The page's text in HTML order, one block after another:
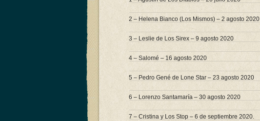
2 – Helena Bianco (Los Mismos) – 2 agosto 2020
3 – Leslie de Los Sirex – 9 agosto 2020
4 – Salomé – 16 agosto 2020
5 – Pedro Gené de Lone Star – 23 agosto 2020
6 – Lorenzo Santamaría – 30 agosto 2020
7 – Cristina y Los Stop – 6 de septiembre 2020.